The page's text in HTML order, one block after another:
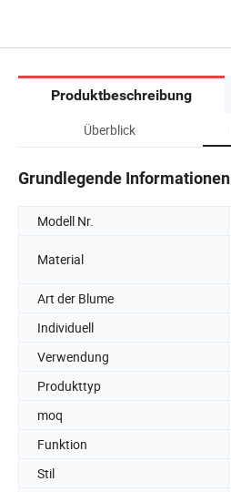
Produktbeschreibung
Überblick
Grundlegende Informationen
Modell Nr.
Material
Art der Blume
Individuell
Verwendung
Produkttyp
moq
Funktion
Stil